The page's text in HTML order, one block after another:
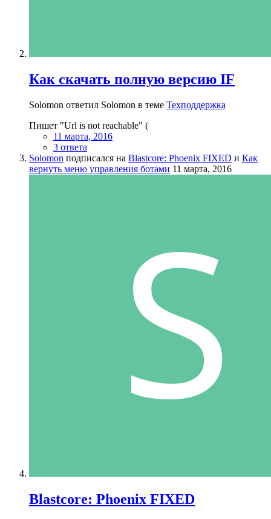
Как скачать полную версию IF
Solomon ответил Solomon в теме Техподдержка
Пишет "Url is not reachable" (
11 марта, 2016
3 ответа
Solomon подписался на Blastcore: Phoenix FIXED и Как
вернуть меню управления ботами 11 марта, 2016
Blastcore: Phoenix FIXED